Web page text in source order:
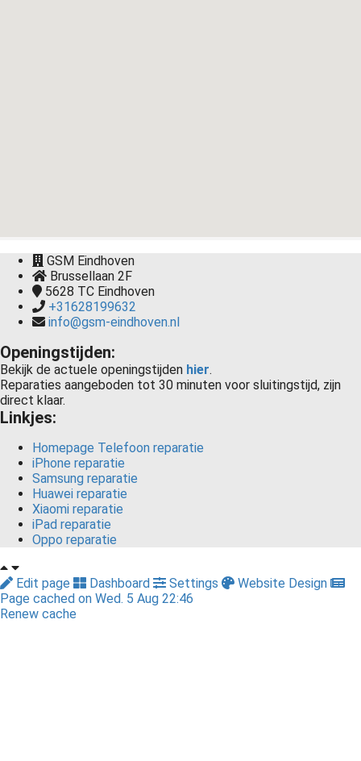
GSM Eindhoven
Brussellaan 2F
5628 TC Eindhoven
+31628199632
info@gsm-eindhoven.nl
Openingstijden:
Bekijk de actuele openingstijden hier.
Reparaties aangeboden tot 30 minuten voor sluitingstijd, zijn
direct klaar.
Linkjes:
Homepage Telefoon reparatie
iPhone reparatie
Samsung reparatie
Huawei reparatie
Xiaomi reparatie
iPad reparatie
Oppo reparatie
Edit page Dashboard Settings
Website Design
Page cached on Wed. 5 Aug 22:46
Renew cache